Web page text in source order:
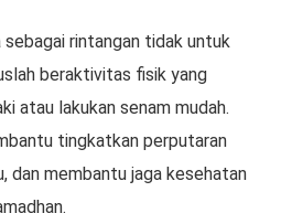
sebagai rintangan tidak untuk
beraktivitas fisik yang
atau lakukan senam mudah.
tingkatkan perputaran
dan membantu jaga kesehatan